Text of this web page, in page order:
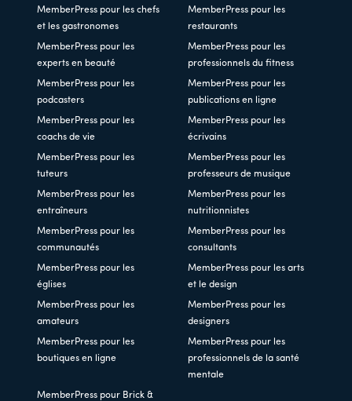
MemberPress pour les chefs
et les gastronomes
MemberPress pour les
restaurants
MemberPress pour les
experts en beauté
MemberPress pour les
professionnels du fitness
MemberPress pour les
podcasters
MemberPress pour les
publications en ligne
MemberPress pour les
coachs de vie
MemberPress pour les
écrivains
MemberPress pour les
tuteurs
MemberPress pour les
professeurs de musique
MemberPress pour les
entraîneurs
MemberPress pour les
nutritionnistes
MemberPress pour les
communautés
MemberPress pour les
consultants
MemberPress pour les
églises
MemberPress pour les arts
et le design
MemberPress pour les
amateurs
MemberPress pour les
designers
MemberPress pour les
boutiques en ligne
MemberPress pour les
professionnels de la santé
mentale
MemberPress pour Brick &